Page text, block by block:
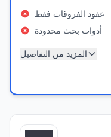
عقود الفروقات فقط
أدوات بحث محدودة
المزيد من التفاصيل